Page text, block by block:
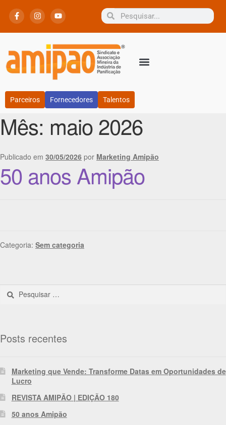
Parceiros Fornecedores Talentos
Mês: maio 2026
Publicado em 30/05/2026 por Marketing Amipão
50 anos Amipão
Categoria: Sem categoria
Posts recentes
Marketing que Vende: Transforme Datas em Oportunidades de
Lucro
REVISTA AMIPÃO | EDIÇÃO 180
50 anos Amipão